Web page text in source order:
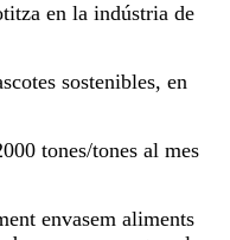
en la indústria de
sostenibles, en
tones/tones al mes
envasem aliments